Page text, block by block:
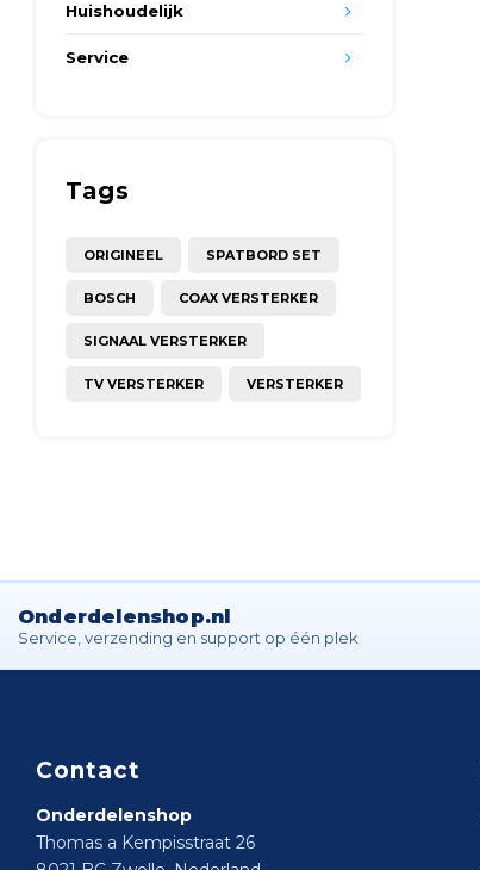
Huishoudelijk
Service
Tags
ORIGINEEL SPATBORD SET
BOSCH COAX VERSTERKER
SIGNAAL VERSTERKER
TV VERSTERKER VERSTERKER
Onderdelenshop.nl
Service, verzending en support op één plek
Contact
Onderdelenshop
Thomas a Kempisstraat 26